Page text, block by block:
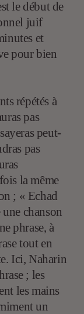
le début de
juif
et
pour bien
répétés à
pas
peut-
pas
la même
; « Echad
chanson
phrase, à
tout en
Ici, Naharin
; les
les mains
un